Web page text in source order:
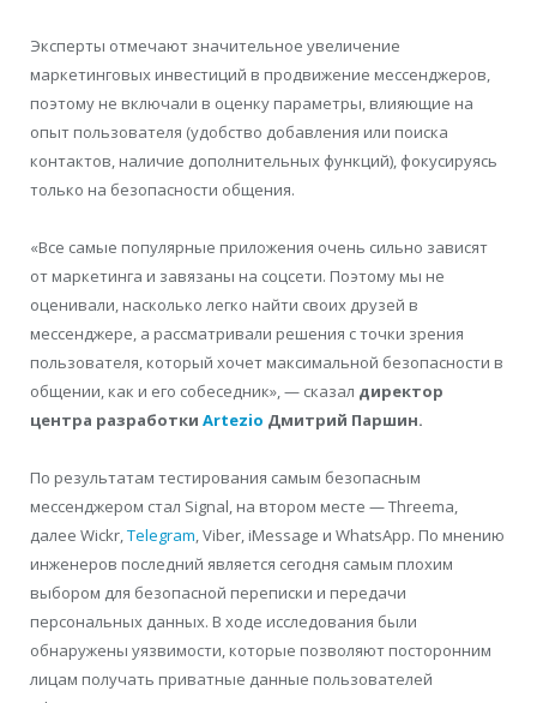
Эксперты отмечают значительное увеличение
маркетинговых инвестиций в продвижение мессенджеров,
поэтому не включали в оценку параметры, влияющие на
опыт пользователя (удобство добавления или поиска
контактов, наличие дополнительных функций), фокусируясь
только на безопасности общения.
«Все самые популярные приложения очень сильно зависят
от маркетинга и завязаны на соцсети. Поэтому мы не
оценивали, насколько легко найти своих друзей в
мессенджере, а рассматривали решения с точки зрения
пользователя, который хочет максимальной безопасности в
общении, как и его собеседник», — сказал директор
центра разработки Artezio Дмитрий Паршин.
По результатам тестирования самым безопасным
мессенджером стал Signal, на втором месте — Threema,
далее Wickr,Telegram, Viber, iMessage и WhatsApp. По мнению
инженеров последний является сегодня самым плохим
выбором для безопасной переписки и передачи
персональных данных. В ходе исследования были
обнаружены уязвимости, которые позволяют посторонним
лицам получать приватные данные пользователей